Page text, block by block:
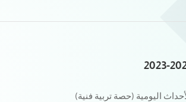
اليومية (حصة تربية فنية)